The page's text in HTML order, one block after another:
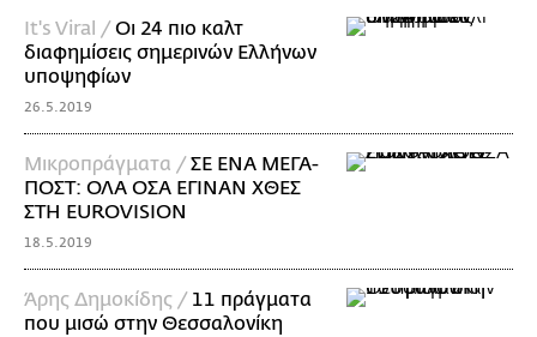
It's Viral /Οι 24 πιο καλτ
διαφημίσεις σημερινών Ελλήνων
υποψηφίων
26.5.2019
Mικροπράγματα /ΣΕ ΕΝΑ ΜΕΓΑ-
ΠΟΣΤ: ΟΛΑ ΟΣΑ ΕΓΙΝΑΝ ΧΘΕΣ
ΣΤΗ EUROVISION
18.5.2019
Άρης Δημοκίδης / 11 πράγματα
που μισώ στην Θεσσαλονίκη